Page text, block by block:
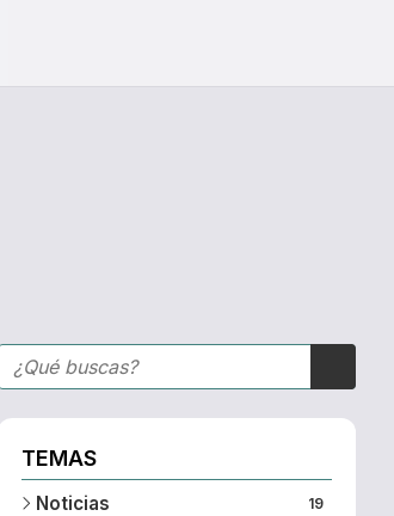
TEMAS
Noticias 19